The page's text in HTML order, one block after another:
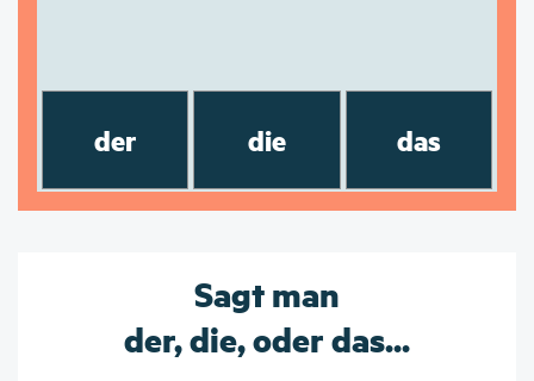
der die das
Sagt man
der, die, oder das...